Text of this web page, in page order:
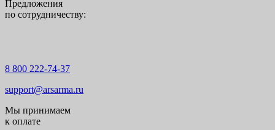
Предложения
по сотрудничеству:
8 800 222-74-37
support@arsarma.ru
Мы принимаем
к оплате